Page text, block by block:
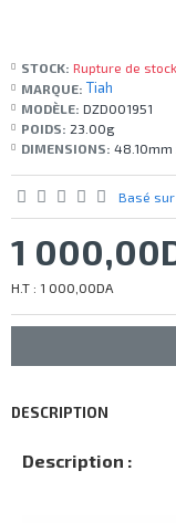
STOCK: Rupture de stock
MARQUE: Tiah
MODÈLE: DZD001951
POIDS: 23.00g
DIMENSIONS: 48.10mm
Basé sur
1
H.T : 1 000,00DA
DESCRIPTION
Description :